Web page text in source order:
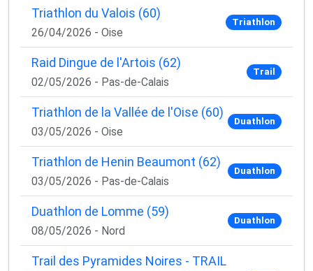
Triathlon du Valois (60)
26/04/2026 - Oise
Triathlon
Raid Dingue de l'Artois (62)
02/05/2026 - Pas-de-Calais
Trail
Triathlon de la Vallée de l'Oise (60)
03/05/2026 - Oise
Duathlon
Triathlon de Henin Beaumont (62)
03/05/2026 - Pas-de-Calais
Duathlon
Duathlon de Lomme (59)
08/05/2026 - Nord
Duathlon
Trail des Pyramides Noires - TRAIL